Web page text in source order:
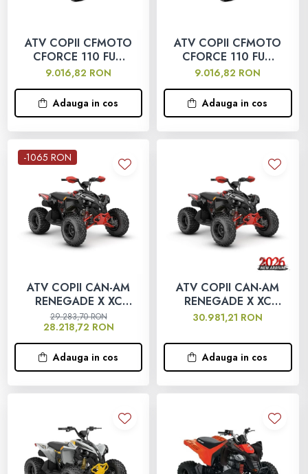
Can-Am Outlander
Can-Am Renegade
CAN-AM MY 2026
200 - 400 cmc. (8)
600 - 800 cmc. (29)
800 - 1000 cmc. (81)
Manusi
Tricouri
Borseta
Geanta
Rucsac
Sosete
Armura
Manusi
ACCESORII ATV
ANVELOPE ATV
BULLBAR SSV
ACCESORII SSV
ATV COPII CFMOTO
CFORCE 110 FUN
ROSU 2025
9.016,82 RON
Adauga in cos
ATV COPII CFMOTO
CFORCE 110 FUN
ALBASTRU 2025
9.016,82 RON
Adauga in cos
-1065 RON
ATV COPII CAN-AM
RENEGADE X XC
110 EFI INT 2023
29.283,70 RON
28.218,72 RON
Adauga in cos
ATV COPII CAN-AM
RENEGADE X XC
110 EFI INT 2026
30.981,21 RON
Adauga in cos